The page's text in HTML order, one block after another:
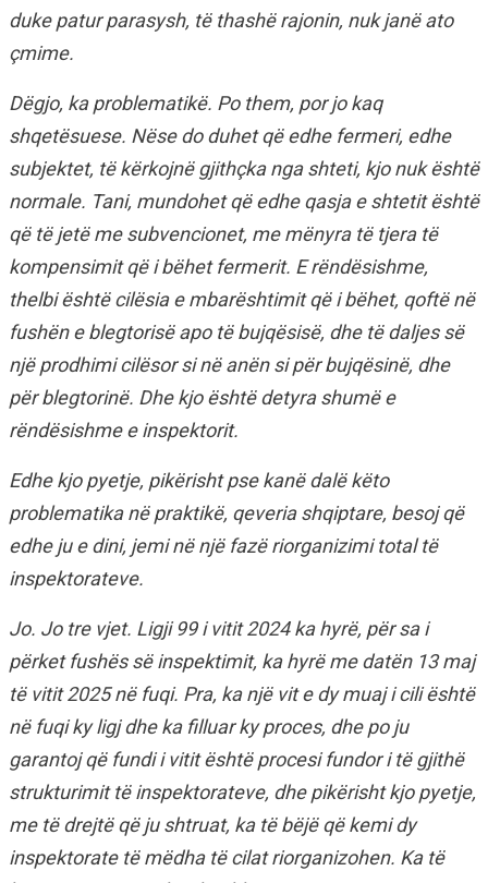
duke patur parasysh, të thashë rajonin, nuk janë ato
çmime.
Dëgjo, ka problematikë. Po them, por jo kaq
shqetësuese. Nëse do duhet që edhe fermeri, edhe
subjektet, të kërkojnë gjithçka nga shteti, kjo nuk është
normale. Tani, mundohet që edhe qasja e shtetit është
që të jetë me subvencionet, me mënyra të tjera të
kompensimit që i bëhet fermerit. E rëndësishme,
thelbi është cilësia e mbarështimit që i bëhet, qoftë në
fushën e blegtorisë apo të bujqësisë, dhe të daljes së
një prodhimi cilësor si në anën si për bujqësinë, dhe
për blegtorinë. Dhe kjo është detyra shumë e
rëndësishme e inspektorit.
Edhe kjo pyetje, pikërisht pse kanë dalë këto
problematika në praktikë, qeveria shqiptare, besoj që
edhe ju e dini, jemi në një fazë riorganizimi total të
inspektorateve.
Jo. Jo tre vjet. Ligji 99 i vitit 2024 ka hyrë, për sa i
përket fushës së inspektimit, ka hyrë me datën 13 maj
të vitit 2025 në fuqi. Pra, ka një vit e dy muaj i cili është
në fuqi ky ligj dhe ka filluar ky proces, dhe po ju
garantoj që fundi i vitit është procesi fundor i të gjithë
strukturimit të inspektorateve, dhe pikërisht kjo pyetje,
me të drejtë që ju shtruat, ka të bëjë që kemi dy
inspektorate të mëdha të cilat riorganizohen. Ka të